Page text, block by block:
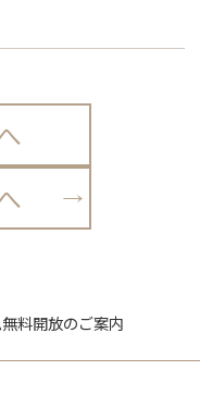
料開放のご案内